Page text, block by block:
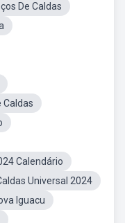
De Caldas
Caldas
Calendário
Universal 2024
Iguacu